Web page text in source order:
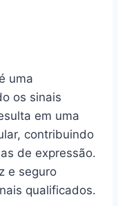
uma
os sinais
em uma
contribuindo
de expressão.
e seguro
qualificados.